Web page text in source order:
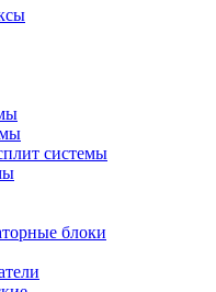
системы
блоки